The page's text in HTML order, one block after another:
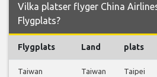
Vilka platser flyger China
Flygplats?
Flygplats Land plats
Taiwan
Taiwan
Taipei